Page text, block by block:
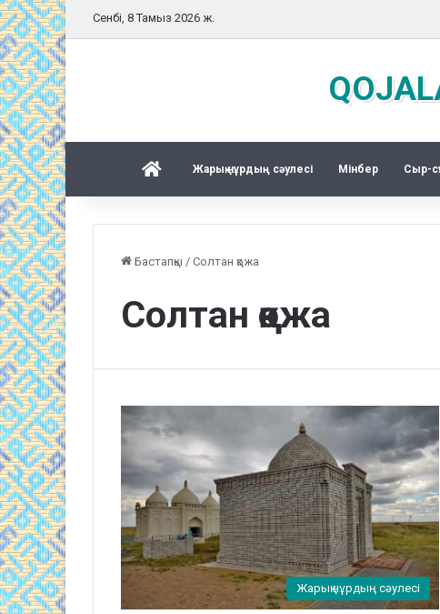
Сенбі, 8 Тамыз 2026 ж.
Басқы бетЖарық нұрдың сәулесі Mінбер Сыр-
Бастапқы / Солтан қожа
Солтан қожа
Жарық нұрдың сәулесі